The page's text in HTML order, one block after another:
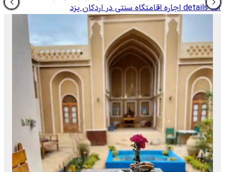
details for اجاره اقامتگاه سنتی در اردکان یزد